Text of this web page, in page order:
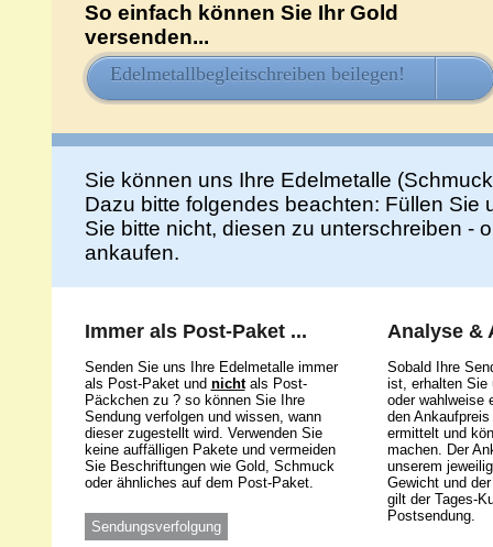
So einfach können Sie Ihr Gold
versenden...
Sie können uns Ihre Edelmetalle
Dazu bitte folgendes beachten: Füllen Sie
Sie bitte nicht, diesen zu unterschreiben -
ankaufen.
Immer als Post-Paket ...
Senden Sie uns Ihre Edelmetalle immer
als Post-Paket und nichtals Post-
Päckchen zu ? so können Sie Ihre
Sendung verfolgen und wissen, wann
dieser zugestellt wird. Verwenden Sie
keine auffälligen Pakete und vermeiden
Sie Beschriftungen wie Gold, Schmuck
oder ähnliches auf dem Post-Paket.
Sendungsverfolgung
Analyse &
Sobald Ihre
ist, erhalten Sie
oder wahlweise
den
ermittelt und
machen. Der
unserem
Gewicht und
gilt der Tages-
Postsendung.
Edelmetallbegleitschreiben beilegen!